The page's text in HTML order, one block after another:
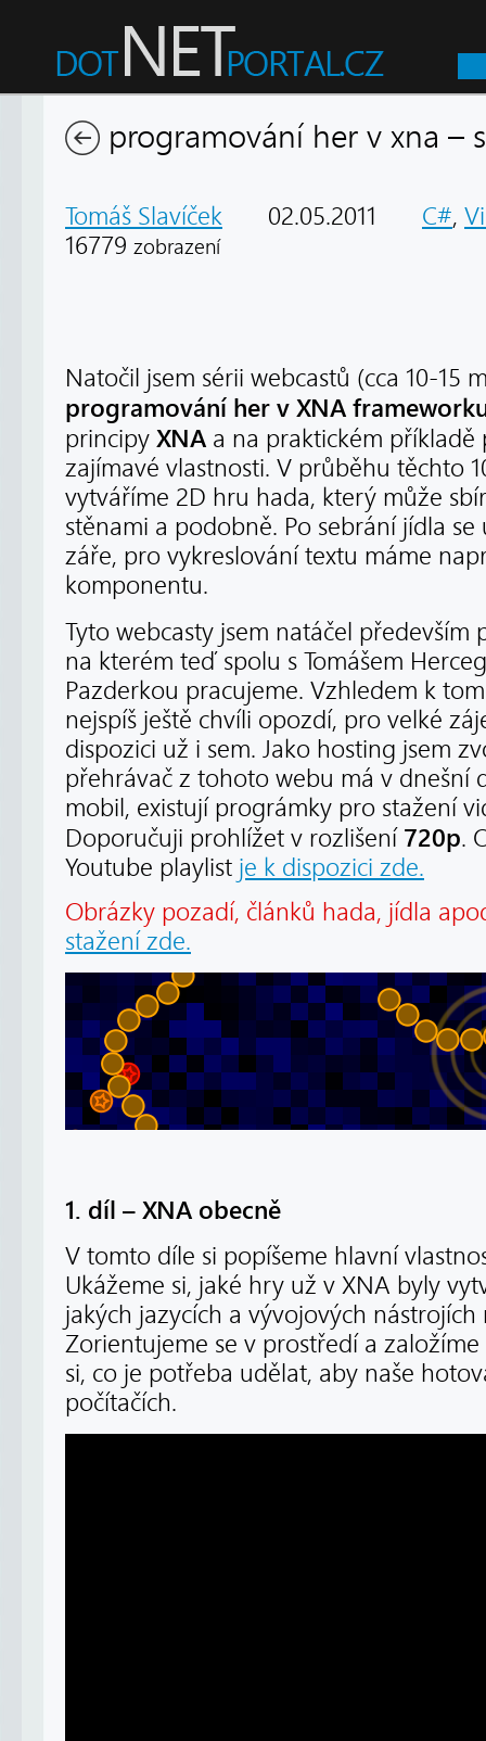
programování her v xna –
Tomáš Slavíček 02.05.2011 C#,
16779 zobrazení
Natočil jsem sérii webcastů (cca 10-15
programování her v XNA
principy XNA a na praktickém
zajímavé vlastnosti. V průběhu těchto
vytváříme 2D hru hada, který může
stěnami a podobně. Po sebrání jídla
záře, pro vykreslování textu máme
komponentu.
Tyto webcasty jsem natáčel
na kterém teď spolu s Tomášem
Pazderkou pracujeme. Vzhledem k
nejspíš ještě chvíli opozdí, pro velké
dispozici už i sem. Jako hosting jsem
přehrávač z tohoto webu má v dnešní
mobil, existují prográmky pro stažení
Doporučuji prohlížet v rozlišení 720p.
Youtube playlist je k dispozici zde.
Obrázky pozadí, článků hada, jídla
stažení zde.
1. díl – XNA obecně
V tomto díle si popíšeme hlavní
Ukážeme si, jaké hry už v XNA byly
jakých jazycích a vývojových
Zorientujeme se v prostředí a
si, co je potřeba udělat, aby naše
počítačích.